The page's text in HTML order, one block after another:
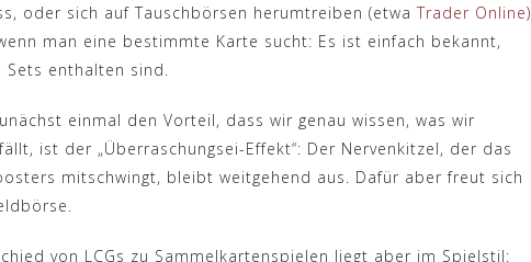
oder sich auf Tauschbörsen herumtreiben (etwa Trader Online)
man eine bestimmte Karte sucht: Es ist einfach bekannt,
Sets enthalten sind.
einmal den Vorteil, dass wir genau wissen, was wir
ist der „Überraschungsei-Effekt“: Der Nervenkitzel, der das
mitschwingt, bleibt weitgehend aus. Dafür aber freut sich
von LCGs zu Sammelkartenspielen liegt aber im Spielstil: